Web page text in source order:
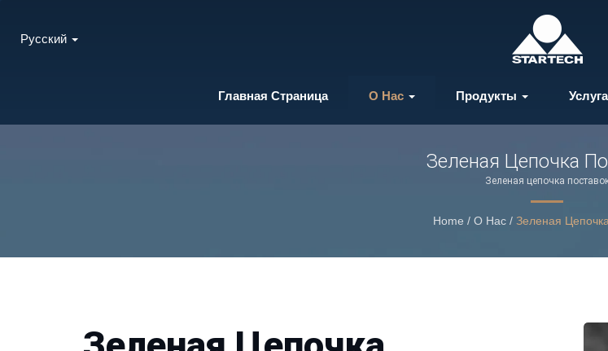
Главная Страница О Нас Продукты Услуга
Русский
Зеленая Цепочка
Зеленая цепочка
Home / О Нас / Зеленая